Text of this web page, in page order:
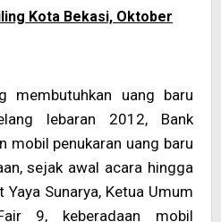
Kota Bekasi, Oktober
membutuhkan uang baru
lebaran 2012, Bank
mobil penukaran uang baru
sejak awal acara hingga
Sunarya, Ketua Umum
9, keberadaan mobil